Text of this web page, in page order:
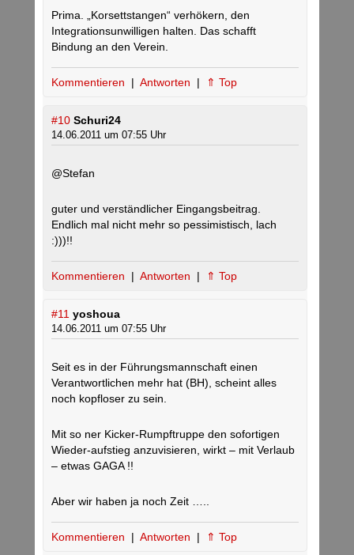
Prima. „Korsettstangen“ verhökern, den
Integrationsunwilligen halten. Das schafft
Bindung an den Verein.
Kommentieren | Antworten | ⇑ Top
#10 Schuri24
14.06.2011 um 07:55 Uhr
@Stefan
guter und verständlicher Eingangsbeitrag.
Endlich mal nicht mehr so pessimistisch, lach
:)))!!
Kommentieren | Antworten | ⇑ Top
#11 yoshoua
14.06.2011 um 07:55 Uhr
Seit es in der Führungsmannschaft einen
Verantwortlichen mehr hat (BH), scheint alles
noch kopfloser zu sein.
Mit so ner Kicker-Rumpftruppe den sofortigen
Wieder-aufstieg anzuvisieren, wirkt – mit Verlaub
– etwas GAGA !!
Aber wir haben ja noch Zeit …..
Kommentieren | Antworten | ⇑ Top